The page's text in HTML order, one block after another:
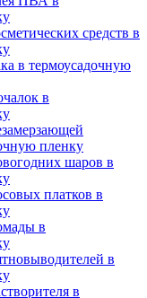
средств в
в термоусадочную
в
пленку
шаров в
платков в
в
в
в